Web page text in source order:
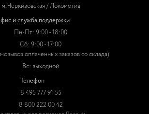
м. Черкизовская / Локомотив
и служба поддержки
Пн-Пт: 9:00 - 18:00
Сб: 9:00 - 17:00
оплаченных заказов со склада)
Вс: выходной
Телефон
8 495 777 91 55
8 800 222 00 42